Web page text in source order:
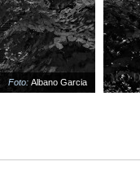
Albano Garcia